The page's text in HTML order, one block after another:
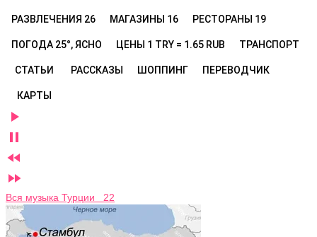
РАЗВЛЕЧЕНИЯ 26 МАГАЗИНЫ 16 РЕСТОРАНЫ 19
ПОГОДА 25°, ЯСНО ЦЕНЫ 1 TRY = 1.65 RUB ТРАНСПОРТ
СТАТЬИ РАССКАЗЫ ШОППИНГ ПЕРЕВОДЧИК
КАРТЫ




Вся музыка Турции 22